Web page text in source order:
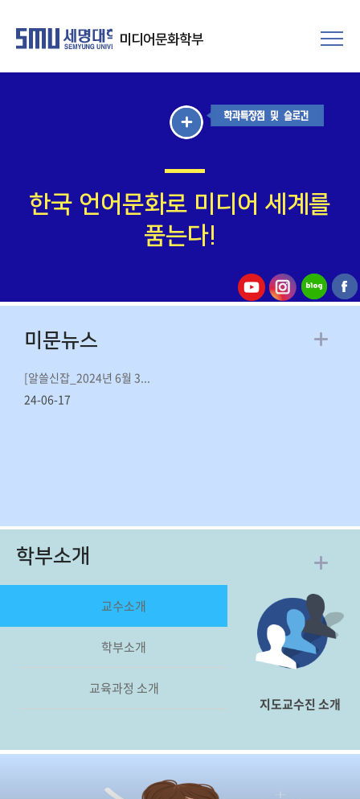
미디어문화학부
한국 언어문화로 미디어 세계를
품는다!
미문뉴스
[알쓸신잡_2024년 6월 3...
24-06-17
학부소개
지도교수진 소개
교수소개
학부소개
교육과정 소개
문
한
컷
토
갤
러